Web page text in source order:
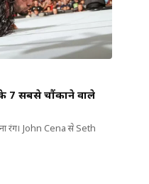
7 सबसे चौंकाने वाले
रंग। John Cena से Seth